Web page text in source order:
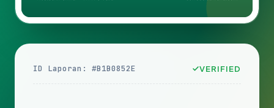
ID Laporan: #B1B0852E VERIFIED